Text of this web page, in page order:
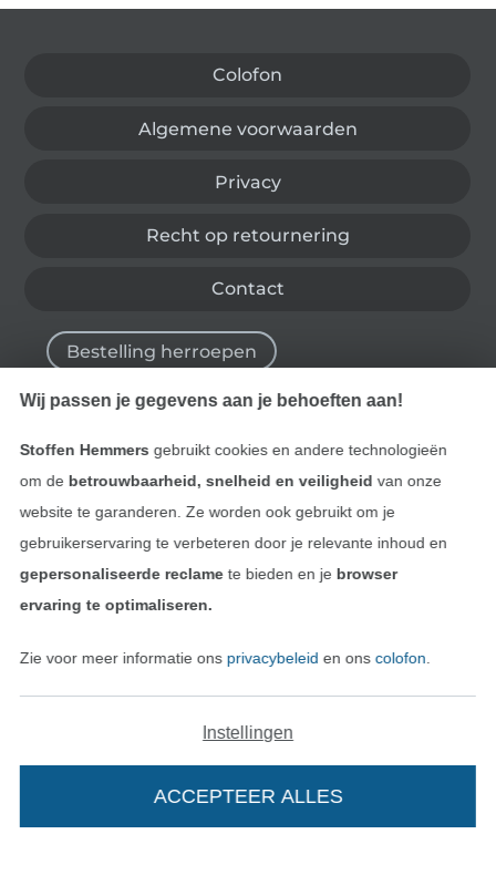
Colofon
Algemene voorwaarden
Privacy
Recht op retournering
Contact
Bestelling herroepen
Vind meer inspiratie
Deutsch
Nederlands
Wissel naar de
Wij passen je gegevens aan je behoeften aan!
Stoffen Hemmers gebruikt cookies en andere technologieën
om de betrouwbaarheid, snelheid en veiligheid van onze
website te garanderen. Ze worden ook gebruikt om je
gebruikerservaring te verbeteren door je relevante inhoud en
gepersonaliseerde reclamete bieden en je browser
ervaring te optimaliseren.
Zie voor meer informatie ons privacybeleid en ons colofon
Instellingen
ACCEPTEER ALLES